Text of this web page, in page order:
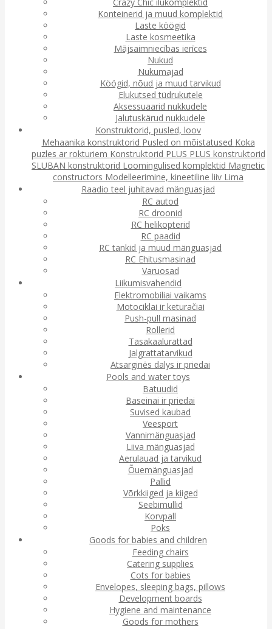
Konteinerid ja muud komplektid
Laste köögid
Laste kosmeetika
Mājsaimniecības ierīces
Nukud
Nukumajad
Köögid, nõud ja muud tarvikud
Elukutsed tüdrukutele
Aksessuaarid nukkudele
Jalutuskärud nukkudele
Konstruktorid, pusled, loov
Mehaanika konstruktorid Pusled on mõistatused Koka
puzles ar rokturiem Konstruktorid PLUS PLUS konstruktorid
SLUBAN konstruktorid Loomingulised komplektid Magnetic
constructors Modelleerimine, kineetiline liiv Lima
Raadio teel juhitavad mänguasjad
RC autod
RC droonid
RC helikopterid
RC paadid
RC tankid ja muud mänguasjad
RC Ehitusmasinad
Varuosad
Liikumisvahendid
Elektromobiliai vaikams
Motociklai ir keturačiai
Push-pull masinad
Rollerid
Tasakaalurattad
Jalgrattatarvikud
Atsarginės dalys ir priedai
Pools and water toys
Batuudid
Baseinai ir priedai
Suvised kaubad
Veesport
Vannimänguasjad
Liiva mänguasjad
Aerulauad ja tarvikud
Õuemänguasjad
Pallid
Võrkkiiged ja kiiged
Seebimullid
Korvpall
Poks
Goods for babies and children
Feeding chairs
Catering supplies
Cots for babies
Envelopes, sleeping bags, pillows
Development boards
Hygiene and maintenance
Goods for mothers